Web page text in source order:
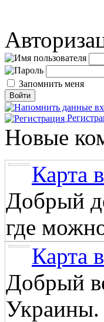
Запомнить меня
Новые
Карта
Добрый
где
Карта
Добрый
Украины.